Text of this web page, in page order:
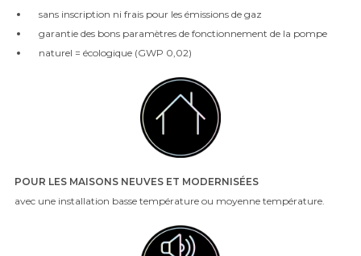
sans inscription ni frais pour les émissions de gaz
garantie des bons paramètres de fonctionnement de la pompe
naturel = écologique (GWP 0,02)
POUR LES MAISONS NEUVES ET MODERNISÉES
avec une installation basse température ou moyenne température.